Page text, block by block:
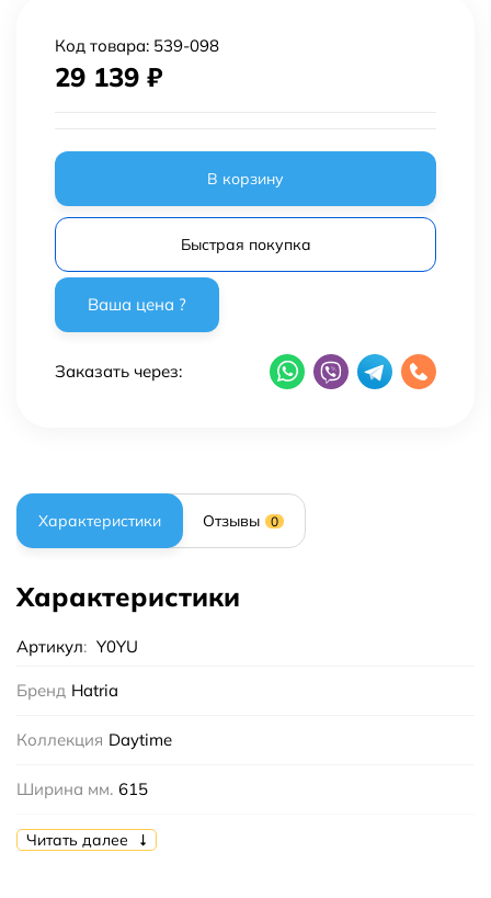
Код товара: 539-098
29 139 ₽
В корзину
Быстрая покупка
Заказать через:
Характеристики Отзывы 0
Характеристики
Артикул: Y0YU
Бренд Hatria
Коллекция Daytime
Ширина мм. 615
Высота мм. 170
Читать далее